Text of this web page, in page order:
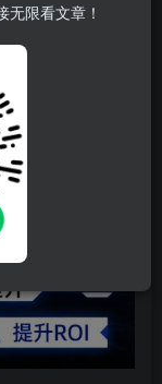
千川进阶提
限看文章！